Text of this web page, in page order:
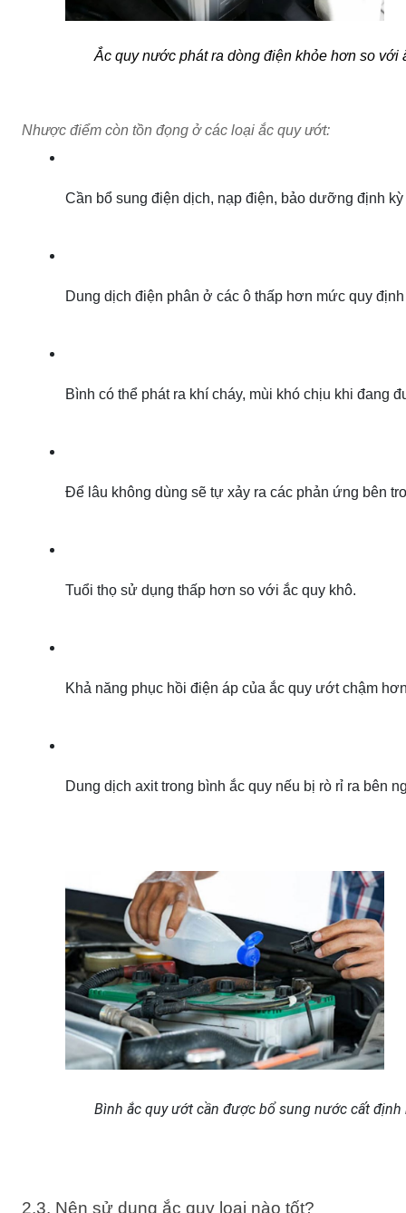
Ắc quy nước phát ra dòng điện khỏe hơn so với
Nhược điểm còn tồn đọng ở các loại ắc quy ướt:
Cần bổ sung điện dịch, nạp điện, bảo dưỡng định
Dung dịch điện phân ở các ô thấp hơn mức quy
Bình có thể phát ra khí cháy, mùi khó chịu khi đang
Để lâu không dùng sẽ tự xảy ra các phản ứng bên
Tuổi thọ sử dụng thấp hơn so với ắc quy khô.
Khả năng phục hồi điện áp của ắc quy ướt chậm
Dung dịch axit trong bình ắc quy nếu bị rò rỉ ra bên
Bình ắc quy ướt cần được bổ sung nước cất định
2.3. Nên sử dụng ắc quy loại nào tốt?